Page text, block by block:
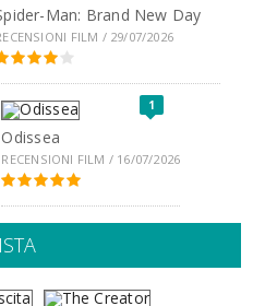
Man: Brand New Day
FILM / 29/07/2026
1
Odissea
RECENSIONI FILM / 16/07/2026